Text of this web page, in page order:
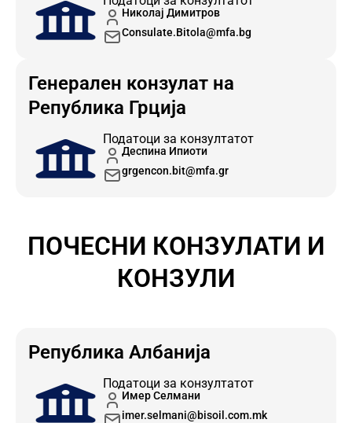
Николај Димитров
Consulate.Bitola@mfa.bg
Генерален конзулат на
Република Грција
Податоци за конзултатот
Деспина Ипиоти
grgencon.bit@mfa.gr
ПОЧЕСНИ КОНЗУЛАТИ И
КОНЗУЛИ
Република Албанија
Податоци за конзултатот
Имер Селмани
imer.selmani@bisoil.com.mk